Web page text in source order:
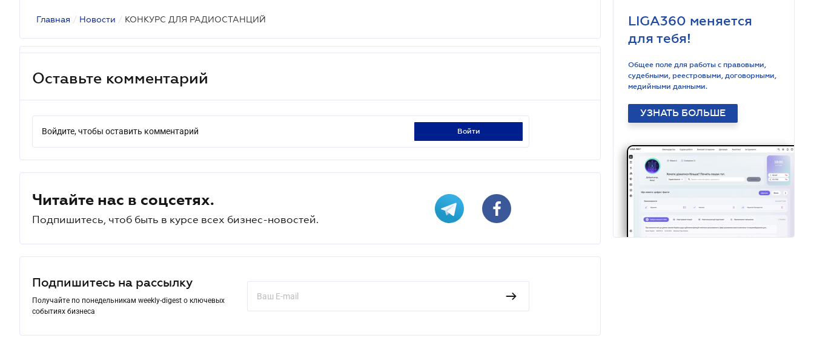
Главная / Новости / КОНКУРС ДЛЯ РАДИОСТАНЦИЙ
Оставьте комментарий
Войдите, чтобы оставить комментарий войти
Читайте нас в соцсетях.
Подпишитесь, чтоб быть в курсе всех бизнес-новостей.
Подпишитесь на рассылку
Получайте по понедельникам weekly-digest о ключевых
событиях бизнеса
LIGA360 меняется
для тебя!
Общее поле для работы с правовыми,
судебными, реестровыми, договорными,
медийными данными.
УЗНАТЬ БОЛЬШЕ